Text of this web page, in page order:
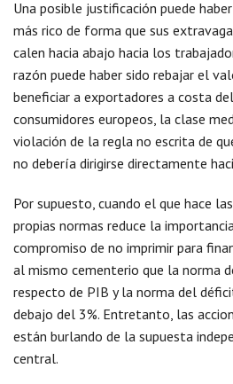
Una posible justificación puede
más rico de forma que sus
calen hacia abajo hacia los
razón puede haber sido rebajar el
beneficiar a exportadores a costa
consumidores europeos, la clase
violación de la regla no escrita de
no debería dirigirse directamente
Por supuesto, cuando el que hace
propias normas reduce la
compromiso de no imprimir para
al mismo cementerio que la norma
respecto de PIB y la norma del
debajo del 3%. Entretanto, las
están burlando de la supuesta
central.